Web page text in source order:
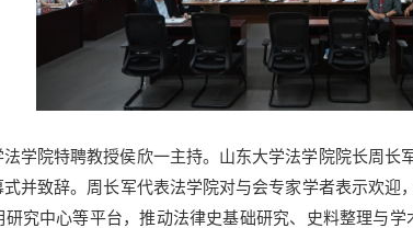
学院特聘教授侯欣一主持。山东大学法学院院长周长
并致辞。周长军代表法学院对与会专家学者表示欢
研究中心等平台，推动法律史基础研究、史料整理与